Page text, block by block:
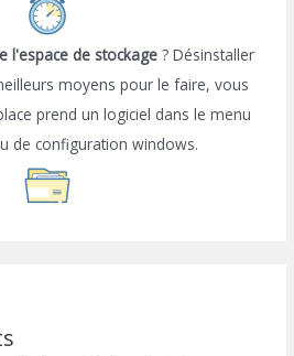
l'espace de stockage ? Désinstaller
moyens pour le faire, vous
prend un logiciel dans le menu
de configuration windows.